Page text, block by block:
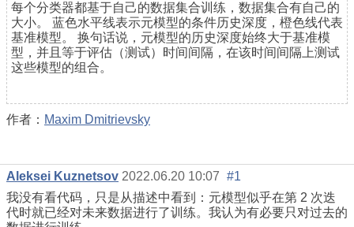
每个分类器都基于自己的数据集合训练，数据集合有自己的
大小。 蓝色水平线表示元模型的条件历史深度，橙色线代表
基准模型。 换句话说，元模型的历史深度始终大于基准模
型，并且等于评估（测试）时间间隔，在该时间间隔上测试
这些模型的组合。
作者： Maxim Dmitrievsky
Aleksei Kuznetsov 2022.06.20 10:07 #1
我没有看代码，只是从描述中看到：元模型似乎在第 2 次迭
代时就已经对未来数据进行了训练。我认为有必要只对过去的